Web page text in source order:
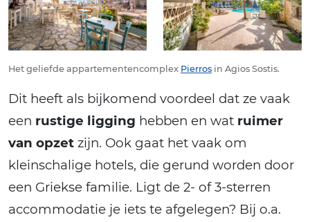
Het geliefde appartementencomplex Pierros in Agios Sostis.
Dit heeft als bijkomend voordeel dat ze vaak
een rustige ligging hebben en wat ruimer
van opzet zijn. Ook gaat het vaak om
kleinschalige hotels, die gerund worden door
een Griekse familie. Ligt de 2- of 3-sterren
accommodatie je iets te afgelegen? Bij o.a.